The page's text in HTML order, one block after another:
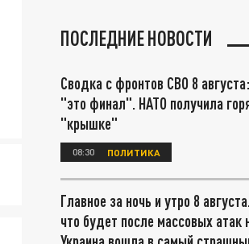
ПОСЛЕДНИЕ НОВОСТИ
Сводка с фронтов СВО 8
"это финал". НАТО получила
"крышке"
08:30 ПОЛИТИКА
Главное за ночь и утро 8
что будет после массовых атак